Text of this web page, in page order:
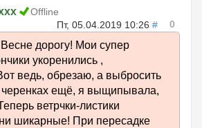
Offline
Пт, 05.04.2019 10:26 # 0
дорогу! Мои супер
укоренились ,
ведь, обрезаю, а выбросить
ещё, я выщипывала,
ветрчки-листики
шикарные! При пересадке